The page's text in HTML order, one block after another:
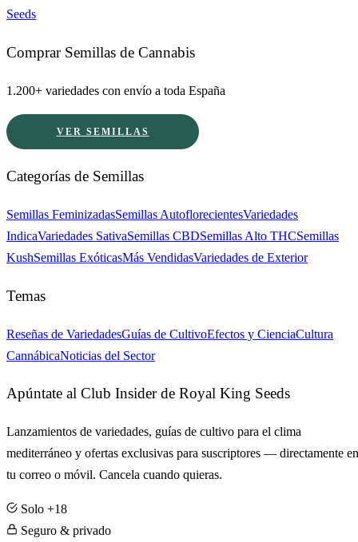
Seeds
Comprar Semillas de Cannabis
1.200+ variedades con envío a toda España
VER SEMILLAS
Categorías de Semillas
Semillas FeminizadasSemillas AutoflorecientesVariedades
IndicaVariedades SativaSemillas CBDSemillas Alto THCSemillas
KushSemillas ExóticasMás VendidasVariedades de Exterior
Temas
Reseñas de VariedadesGuías de CultivoEfectos y CienciaCultura
CannábicaNoticias del Sector
Apúntate al Club Insider de Royal King Seeds
Lanzamientos de variedades, guías de cultivo para el clima
mediterráneo y ofertas exclusivas para suscriptores — directamente en
tu correo o móvil. Cancela cuando quieras.
Solo +18
Seguro & privado